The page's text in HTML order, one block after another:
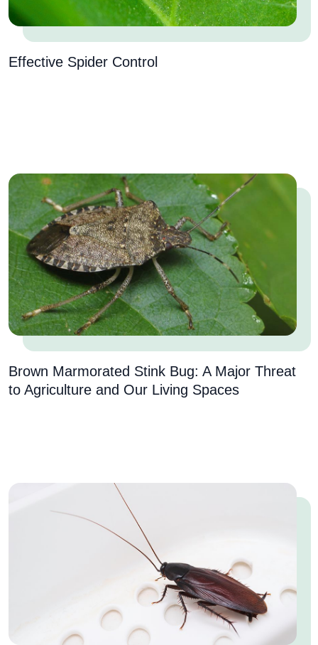
Effective Spider Control
Brown Marmorated Stink Bug: A Major Threat
to Agriculture and Our Living Spaces